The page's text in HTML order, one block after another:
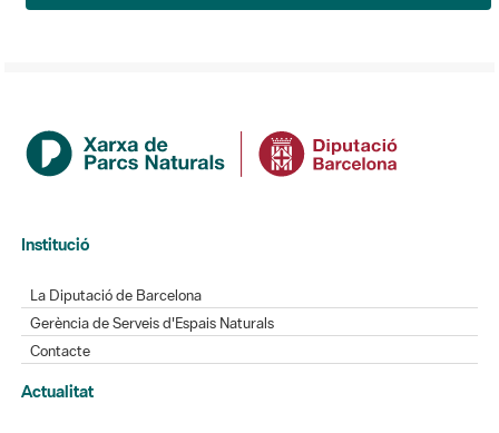
Institució
La Diputació de Barcelona
Gerència de Serveis d'Espais Naturals
Contacte
Actualitat